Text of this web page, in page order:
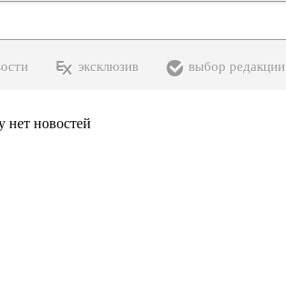
эксклюзив выбор редакции
нет новостей